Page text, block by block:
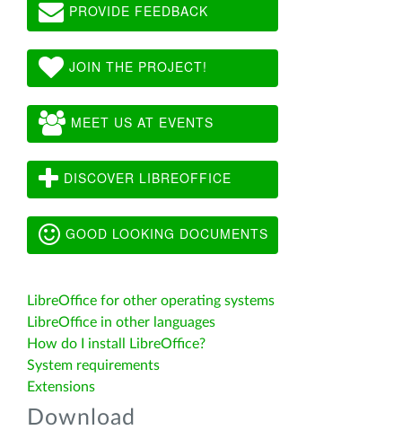
PROVIDE FEEDBACK
JOIN THE PROJECT!
MEET US AT EVENTS
DISCOVER LIBREOFFICE
GOOD LOOKING DOCUMENTS
LibreOffice for other operating systems
LibreOffice in other languages
How do I install LibreOffice?
System requirements
Extensions
Download